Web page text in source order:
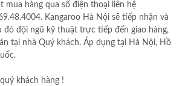
mua hàng qua số điện thoại liên hệ
Kangaroo Hà Nội sẽ tiếp nhận và
đó đội ngũ kỹ thuật trực tiếp đến giao hàng,
tại nhà Quý khách. Áp dụng tại Hà Nội, Hồ
khách hàng !